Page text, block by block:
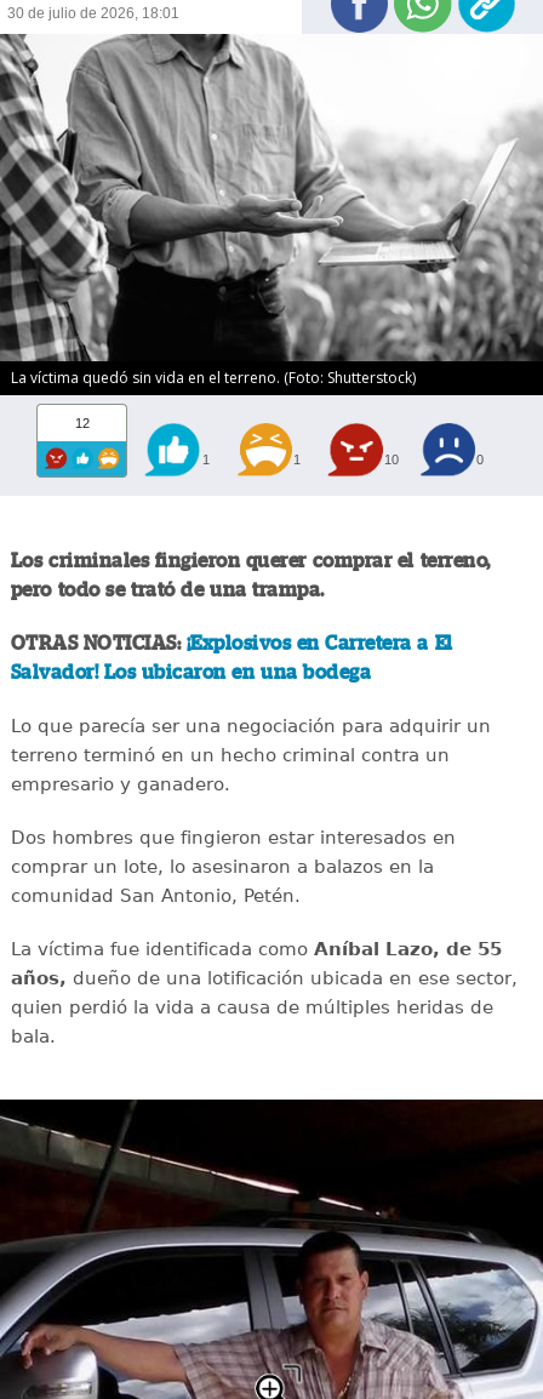
30 de julio de 2026, 18:01
La víctima quedó sin vida en el terreno. (Foto: Shutterstock)
12
1 1 10 0
Los criminales fingieron querer comprar el terreno,
pero todo se trató de una trampa.
OTRAS NOTICIAS: ¡Explosivos en Carretera a El
Salvador! Los ubicaron en una bodega
Lo que parecía ser una negociación para adquirir un
terreno terminó en un hecho criminal contra un
empresario y ganadero.
Dos hombres que fingieron estar interesados en
comprar un lote, lo asesinaron a balazos en la
comunidad San Antonio, Petén.
La víctima fue identificada como Aníbal Lazo, de 55
años, dueño de una lotificación ubicada en ese sector,
quien perdió la vida a causa de múltiples heridas de
bala.